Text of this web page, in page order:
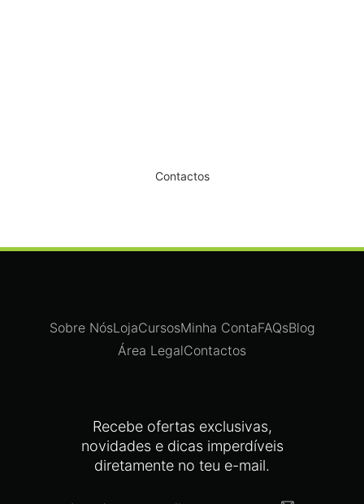
Contactos
Recebe ofertas exclusivas,
novidades e dicas imperdíveis
diretamente no teu e-mail.
Sobre NósLojaCursosMinha ContaFAQsBlog
Área LegalContactos